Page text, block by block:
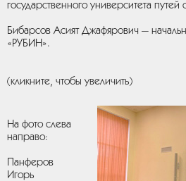
государственного университета
Бибарсов Асият Джафярович —
«РУБИН».
(кликните, чтобы увеличить)
На фото слева
направо:
Панферов
Игорь